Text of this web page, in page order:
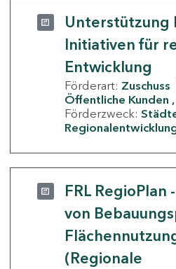
Unterstützung
Initiativen für
Entwicklung
Förderart: Zuschuss
Öffentliche Kunden
Förderzweck:
FRL RegioPlan
von
(Regionale